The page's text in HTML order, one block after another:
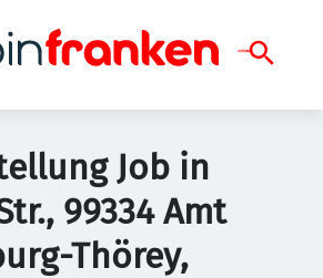
Job in
99334 Amt
Thörey,